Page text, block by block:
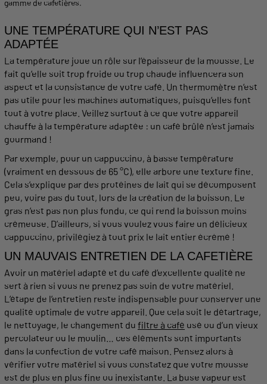
gamme de cafetières.
UNE TEMPÉRATURE QUI N’EST PAS
ADAPTÉE
La température joue un rôle sur l’épaisseur de la mousse. Le
fait qu’elle soit trop froide ou trop chaude influencera son
aspect et la consistance de votre café. Un thermomètre n’est
pas utile pour les machines automatiques, puisqu’elles font
tout à votre place. Veillez surtout à ce que votre appareil
chauffe à la température adaptée : un café brûlé n’est jamais
gourmand !
Par exemple, pour un cappuccino, à basse température
(vraiment en dessous de 65 °C), elle arbore une texture fine.
Cela s’explique par des protéines de lait qui se décomposent
peu, voire pas du tout, lors de la création de la boisson. Le
gras n’est pas non plus fondu, ce qui rend la boisson moins
crémeuse. D’ailleurs, si vous voulez vous faire un délicieux
cappuccino, privilégiez à tout prix le lait entier écrémé !
UN MAUVAIS ENTRETIEN DE LA CAFETIÈRE
Avoir un matériel adapté et du café d’excellente qualité ne
sert à rien si vous ne prenez pas soin de votre matériel.
L’étape de l’entretien reste indispensable pour conserver une
qualité optimale de votre appareil. Que cela soit le détartrage,
le nettoyage, le changement du filtre à café usé ou d’un vieux
percolateur ou le moulin… ces éléments sont importants
dans la confection de votre café maison. Pensez alors à
vérifier votre matériel si vous constatez que votre mousse
est de plus en plus fine ou inexistante. La buse vapeur est